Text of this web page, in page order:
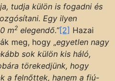
tudja külön is fogadni és
Egy ilyen
m2 elegendő.”[2] Hazai
meg, hogy „egyetlen nagy
sok külön kis háló,
törekedjünk, hogy
a felnőttek, hanem a fiú-